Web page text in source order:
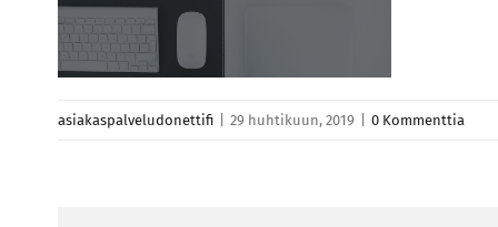
asiakaspalveludonettifi 29 huhtikuun, 2019 0 Kommenttia